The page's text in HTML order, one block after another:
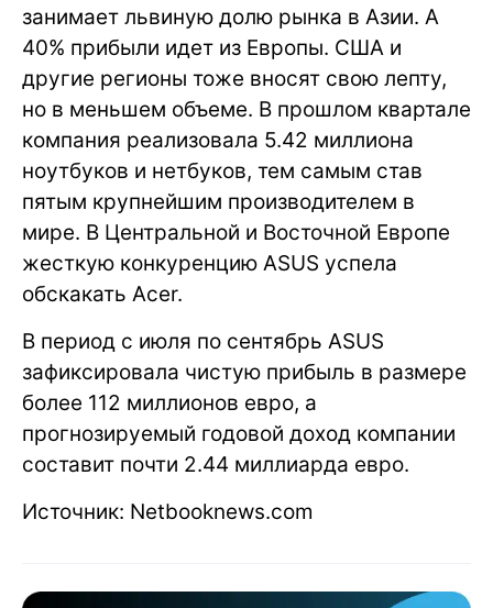
занимает львиную долю рынка в Азии. А
40% прибыли идет из Европы. США и
другие регионы тоже вносят свою лепту,
но в меньшем объеме. В прошлом квартале
компания реализовала 5.42 миллиона
ноутбуков и нетбуков, тем самым став
пятым крупнейшим производителем в
мире. В Центральной и Восточной Европе
жесткую конкуренцию ASUS успела
обскакать Acer.
В период с июля по сентябрь ASUS
зафиксировала чистую прибыль в размере
более 112 миллионов евро, а
прогнозируемый годовой доход компании
составит почти 2.44 миллиарда евро.
Источник: Netbooknews.com